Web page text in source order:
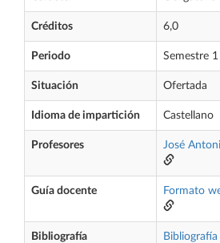
Créditos 6,0
Periodo Semestre 1
Situación Ofertada
Idioma de impartición Castellano
Profesores José
Guía docente Formato
Bibliografía
Bibliografía